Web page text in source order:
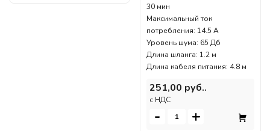
30 мин
Максимальный ток
потребления: 14.5 А
Уровень шума: 65 Дб
Длина шланга: 1.2 м
Длина кабеля питания: 4.8 м
251,00 руб..
c НДС
- +